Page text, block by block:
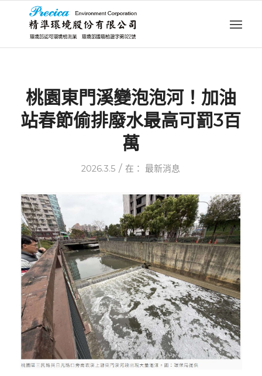
桃園東門溪變泡泡河！加油
站春節偷排廢水最高可罰3百
萬
2026.3.5 / 在： 最新消息